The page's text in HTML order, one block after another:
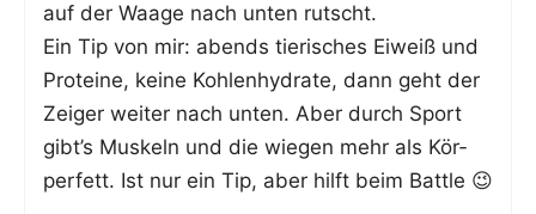
auf der Waa­ge nach unten rutscht.
Ein Tip von mir: abends tie­ri­sches Eiweiß und
Pro­te­ine, kei­ne Koh­len­hy­dra­te, dann geht der
Zei­ger wei­ter nach unten. Aber durch Sport
gibt’s Mus­keln und die wie­gen mehr als Kör­
per­fett. Ist nur ein Tip, aber hilft beim Battle 😉